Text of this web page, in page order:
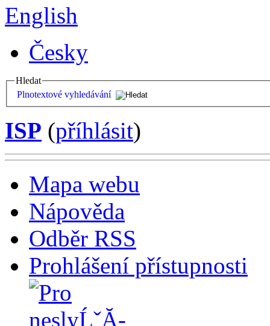
English
Česky
Hledat
Plnotextové vyhledávání
ISP (příhlásit)
Mapa webu
Nápověda
Odběr RSS
Prohlášení přístupnosti